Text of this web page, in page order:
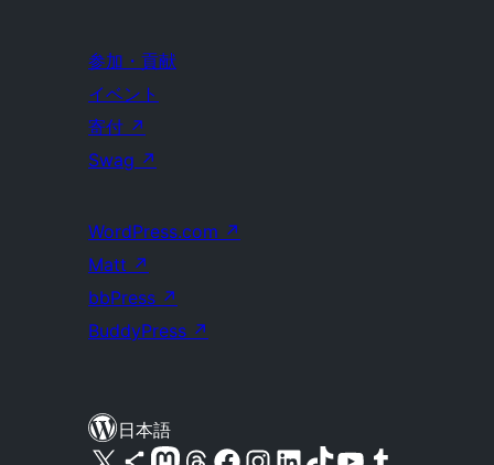
参加・貢献
イベント
寄付 ↗
Swag ↗
WordPress.com ↗
Matt ↗
bbPress ↗
BuddyPress ↗
日本語